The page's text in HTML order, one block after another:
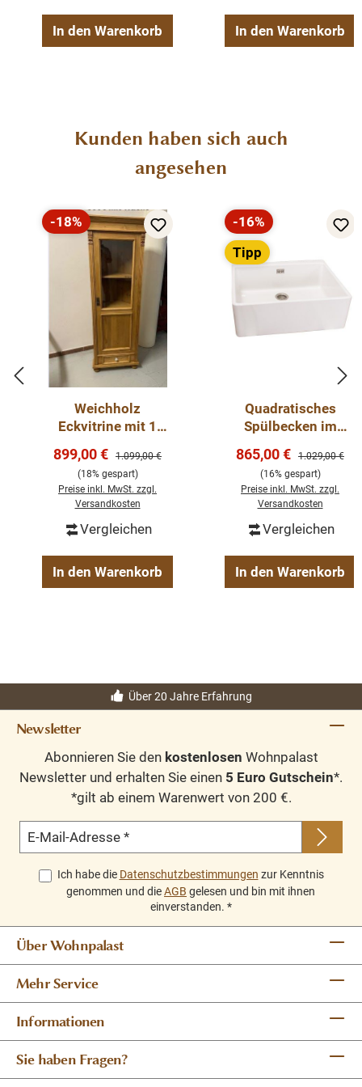
In den Warenkorb In den Warenkorb
Produktgalerie überspringen
Kunden haben sich auch
angesehen
Rabatt
-18%
Weichholz
Eckvitrine mit 1
Massivholz
Eckschrank
Verkaufspreis:
899,00 € Regulärer Preis:
1.099,00 €
(18% gespart)
Preise inkl. MwSt. zzgl.
Versandkosten
Vergleichen
In den Warenkorb
Rabatt
-16%
Tipp
Quadratisches
Spülbecken im
Verkaufspreis:
865,00 € Regulärer
1.029,00 €
(16% gespart)
Preise inkl. MwSt. zzgl.
Versandkosten
Vergleichen
In den Warenkorb
Über 20 Jahre Erfahrung
Newsletter
Abonnieren Sie den kostenlosen Wohnpalast
Newsletter und erhalten Sie einen 5 Euro Gutschein*.
*gilt ab einem Warenwert von 200 €.
E-Mail-Adresse *
Ich habe die Datenschutzbestimmungen zur Kenntnis
genommen und dieAGB gelesen und bin mit ihnen
einverstanden. *
Über Wohnpalast
Mehr Service
Informationen
Sie haben Fragen?